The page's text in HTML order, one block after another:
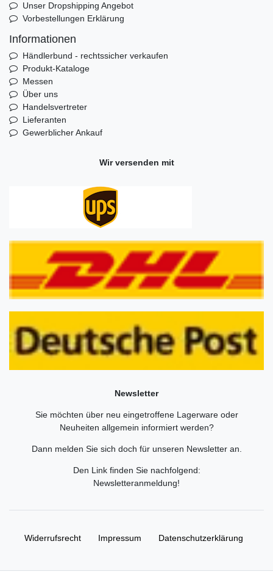
Unser Dropshipping Angebot
Vorbestellungen Erklärung
Informationen
Händlerbund - rechtssicher verkaufen
Produkt-Kataloge
Messen
Über uns
Handelsvertreter
Lieferanten
Gewerblicher Ankauf
Wir versenden mit
Newsletter
Sie möchten über neu eingetroffene Lagerware oder
Neuheiten allgemein informiert werden?
Dann melden Sie sich doch für unseren Newsletter an.
Den Link finden Sie nachfolgend:
Newsletteranmeldung!
Widerrufs­recht Impressum Daten­schutz­erklärung